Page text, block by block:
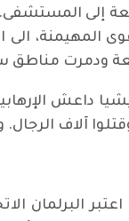
إلى
المهيمنة،
ودمرت مناطق
غزت ميليشيا
آلاف الرجال.
كانون الثاني